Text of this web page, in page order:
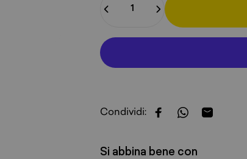
Condividi:
Condividi su
Condividi su
Si abbina bene con